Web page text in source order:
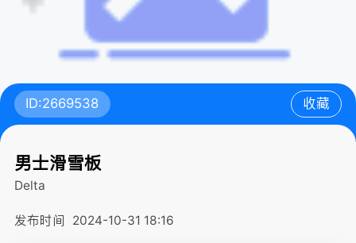
ID:2669538 收藏
男士滑雪板
Delta
发布时间 2024-10-31 18:16